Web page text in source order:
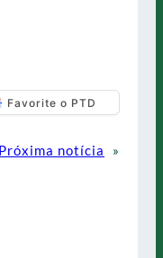
Favorite o PTD
Próxima notícia
»